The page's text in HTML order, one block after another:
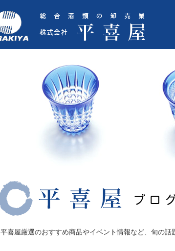
平喜屋厳選のおすすめ商品やイベント情報など、旬の話